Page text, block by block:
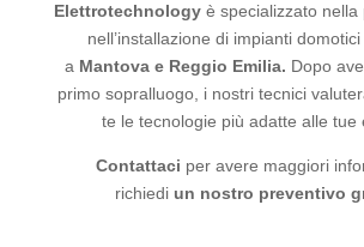
Elettrotechnology è specializzato nella
nell’installazione di impianti
a Mantova e Reggio Emilia. Dopo
primo sopralluogo, i nostri tecnici
te le tecnologie più adatte alle tue
Contattaci per avere maggiori
richiedi un nostro preventivo